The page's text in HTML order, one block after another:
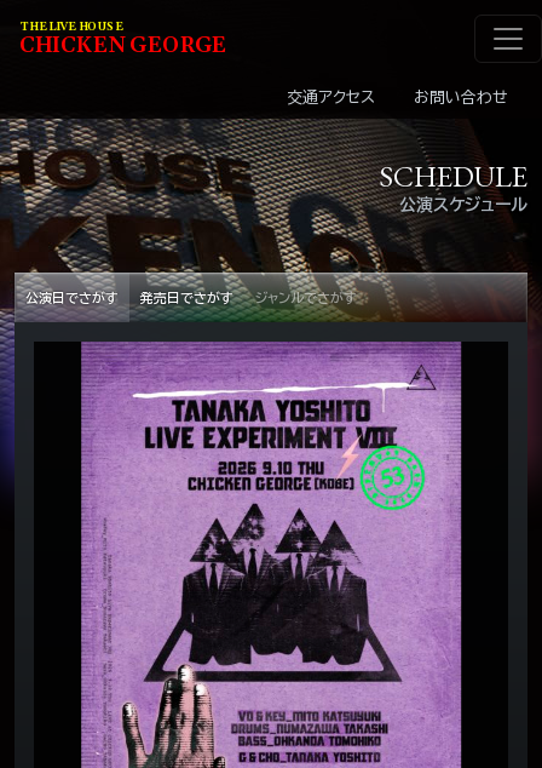
メインナビゲーショ
THE LIVE HOUSE
CHICKENGEORGE
交通アクセス お問い合わせ
公演スケジュール
SCHEDULE
公演日でさがす 発売日でさがす ジャンルでさがす